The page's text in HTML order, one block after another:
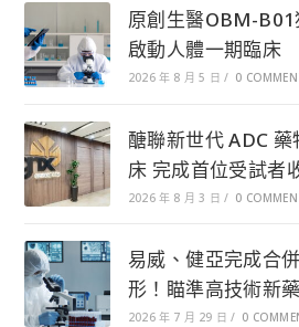
原創生醫OBM-
啟動人體一期臨床
2026 年 8 月 5 日 / 0
醣聯新世代 ADC
床 完成首位受試者
2026 年 8 月 3 日 / 0
易威、健亞完成合
形！瞄準高技術新
2026 年 7 月 29 日 / 0